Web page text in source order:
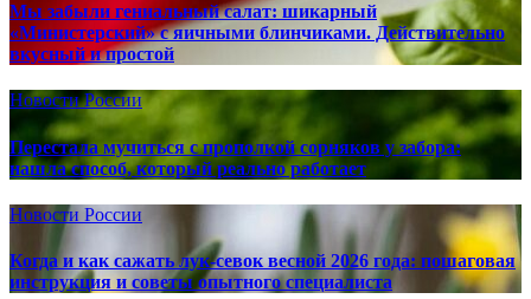
Мы забыли гениальный салат: шикарный
«Министерский» с яичными блинчиками. Действительно
вкусный и простой
Новости России
Перестала мучиться с прополкой сорняков у забора:
нашла способ, который реально работает
Новости России
Когда и как сажать лук-севок весной 2026 года: пошаговая
инструкция и советы опытного специалиста